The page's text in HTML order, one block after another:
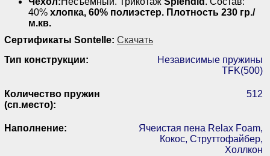
40% хлопка, 60% полиэстер. Плотность 230 гр./
м.кв.
Сертификаты Sontelle: Скачать
Тип конструкции:
Независимые пружины
TFK(500)
Количество пружин
(сп.место):
512
Наполнение:
Ячеистая пена Relax Foam,
Кокос, Струттофайбер,
Холлкон